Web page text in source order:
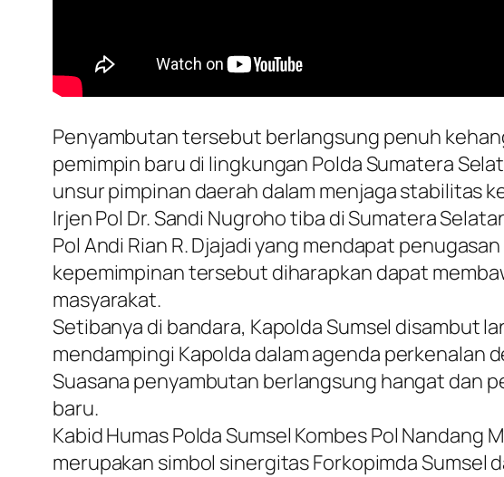
Penyambutan tersebut berlangsung penuh
pemimpin baru di lingkungan Polda Sumatera
unsur pimpinan daerah dalam menjaga stabilitas
Irjen Pol Dr. Sandi Nugroho tiba di Sumatera
Pol Andi Rian R. Djajadi yang mendapat
kepemimpinan tersebut diharapkan dapat
masyarakat.
Setibanya di bandara, Kapolda Sumsel disambut
mendampingi Kapolda dalam agenda perkenalan
Suasana penyambutan berlangsung hangat dan
baru.
Kabid Humas Polda Sumsel Kombes Pol
merupakan simbol sinergitas Forkopimda Sumsel